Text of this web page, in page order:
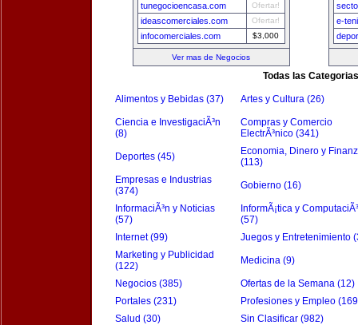
tunegocioencasa.com Ofertar!
ideascomerciales.com Ofertar!
infocomerciales.com $3,000
Ver mas de Negocios
e-
Todas las Categorias
Alimentos y Bebidas (37) Artes y Cultura (26)
Ciencia e InvestigaciÃ³n
(8)
Compras y Comercio
ElectrÃ³nico (341)
Deportes (45)
Economia, Dinero y
(113)
Empresas e Industrias
(374)
Gobierno (16)
InformaciÃ³n y Noticias
(57)
InformÃ¡tica y
(57)
Internet (99)
Juegos y Entretenimiento
Marketing y Publicidad
(122)
Medicina (9)
Negocios (385)
Ofertas de la Semana (12)
Portales (231)
Profesiones y Empleo
Salud (30)
Sin Clasificar (982)